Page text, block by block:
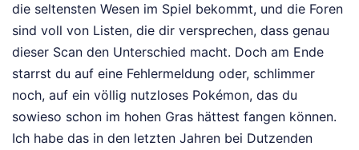
die seltensten Wesen im Spiel bekommt, und die Foren
sind voll von Listen, die dir versprechen, dass genau
dieser Scan den Unterschied macht. Doch am Ende
starrst du auf eine Fehlermeldung oder, schlimmer
noch, auf ein völlig nutzloses Pokémon, das du
sowieso schon im hohen Gras hättest fangen können.
Ich habe das in den letzten Jahren bei Dutzenden